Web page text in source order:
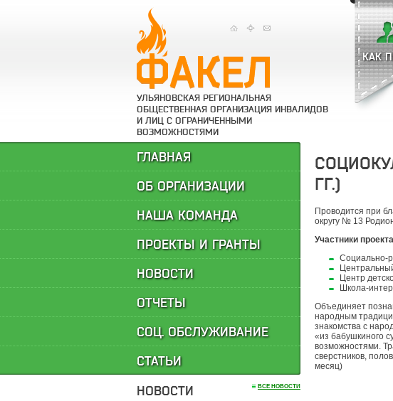
УЛЬЯНОВСКАЯ РЕГИОНАЛЬНАЯ
ОБЩЕСТВЕННАЯ ОРГАНИЗАЦИЯ ИНВАЛИДОВ
И ЛИЦ С ОГРАНИЧЕННЫМИ
ВОЗМОЖНОСТЯМИ
КАК
ГЛАВНАЯ
ОБ ОРГАНИЗАЦИИ
НАША КОМАНДА
ПРОЕКТЫ И ГРАНТЫ
НОВОСТИ
ОТЧЕТЫ
СОЦ. ОБСЛУЖИВАНИЕ
СТАТЬИ
НОВОСТИ
ВСЕ НОВОСТИ
ГГ.)
Проводится при
округу № 13
Участники
Социально-
Центр
Школа-
Объединяет
народным
знакомства с
«из бабушкиного
возможностями.
сверстников,
месяц)